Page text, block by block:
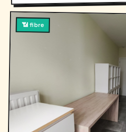
📶 fibre